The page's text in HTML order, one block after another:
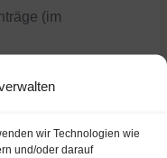
wir Technologien wie
und/oder darauf
(im
der